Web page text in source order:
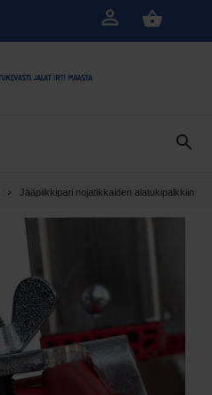
Jääpiikkipari nojatikkaiden alatukipalkkiin